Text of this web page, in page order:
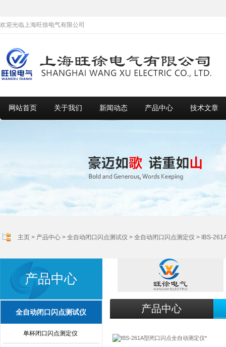
欢迎光临上海旺徐电气有限公司
网站首页 关于我们 新闻动态 产品中心 技术文章
主页 > 产品中心 > 全自动闭口闪点测试仪 > 全自动闭口闪点测定仪 > IBS-
产品中心
全自动闭口闪点测试仪
单杯闭口闪点测定仪
产品中心